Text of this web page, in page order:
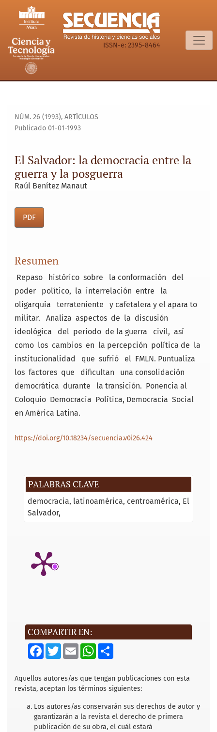
El Salvador: la democracia entre la guerra y la posguerra
ISSN-e: 2395-8464
NÚM. 26 (1993), ARTÍCULOS
El Salvador: la democracia entre la
guerra y la posguerra
Publicado 01-01-1993
Raúl Benítez Manaut
PDF
PALABRAS CLAVE
democracia latinoamérica centroamérica El
Salvador
COMPARTIR EN:
F
a
b
o
o
T
w
t
e
r
E
m
l
W
s
A
p
S
e
Resumen
Repaso histórico sobre la conformación del
poder político, la interrelación entre la
oligarquía terrateniente y cafetalera y el apara­ to
militar. Analiza aspectos de la discusión
ideológica del periodo de la guerra civil, así
como los cambios en la percepción política de la
institucionalidad que sufrió el FMLN. Puntualiza
los factores que dificultan una consolidación
democrática durante la transición. Ponencia al
Coloquio Democracia Política, Democracia Social
en América Latina.
https://doi.org/10.18234/secuencia.v0i26.424
Aquellos autores/as que tengan publicaciones con esta
revista, aceptan los términos siguientes:
Los autores/as conservarán sus derechos de autor y
garantizarán a la revista el derecho de primera
publicación de su obra, el cuál estará